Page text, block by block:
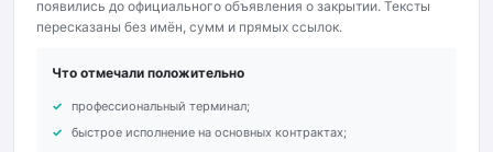
появились до официального объявления о закрытии. Тексты
пересказаны без имён, сумм и прямых ссылок.
Что отмечали положительно
профессиональный терминал;
быстрое исполнение на основных контрактах;